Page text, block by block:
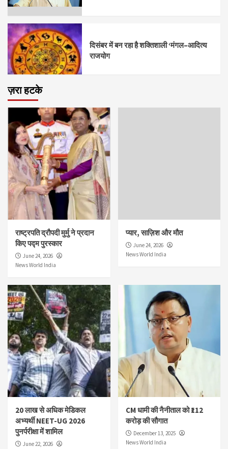
दिसंबर में बन रहा है शक्तिशाली ‘मंगल–आदित्य
राजयोग
ज़रा हटके
राष्ट्रपति द्रौपदी मुर्मु ने प्रदान
किए पद्म पुरस्कार
June 24, 2026
News World India
प्यार, साज़िश और मौत
June 24, 2026
News World India
20 लाख से अधिक मेडिकल
अभ्यर्थी NEET-UG 2026
पुनर्परीक्षा में शामिल
June 22, 2026
CM धामी की नैनीताल को ₹112
करोड़ की सौगात
December 13, 2025
News World India